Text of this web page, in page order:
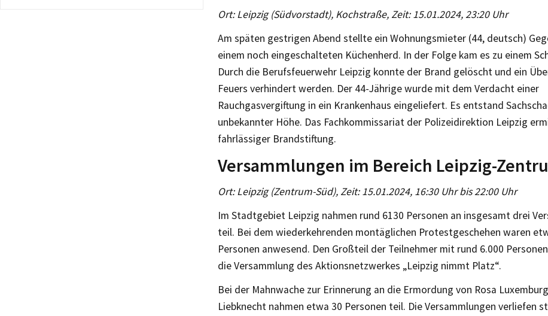
Ort: Leipzig (Südvorstadt), Kochstraße, Zeit: 15.01.2024, 23:20 Uhr
Am späten gestrigen Abend stellte ein Wohnungsmieter (44, deutsch)
einem noch eingeschalteten Küchenherd. In der Folge kam es zu einem
Durch die Berufsfeuerwehr Leipzig konnte der Brand gelöscht und ein
Feuers verhindert werden. Der 44-Jährige wurde mit dem Verdacht einer
Rauchgasvergiftung in ein Krankenhaus eingeliefert. Es entstand
unbekannter Höhe. Das Fachkommissariat der Polizeidirektion Leipzig
fahrlässiger Brandstiftung.
Versammlungen im Bereich Leipzig-
Ort: Leipzig (Zentrum-Süd), Zeit: 15.01.2024, 16:30 Uhr bis 22:00 Uhr
Im Stadtgebiet Leipzig nahmen rund 6130 Personen an insgesamt drei
teil. Bei dem wiederkehrenden montäglichen Protestgeschehen waren
Personen anwesend. Den Großteil der Teilnehmer mit rund 6.000
die Versammlung des Aktionsnetzwerkes „Leipzig nimmt Platz“.
Bei der Mahnwache zur Erinnerung an die Ermordung von Rosa
Liebknecht nahmen etwa 30 Personen teil. Die Versammlungen verliefen